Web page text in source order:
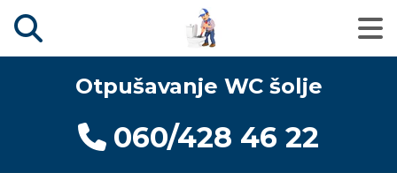
Otpušavanje WC šolje
060/428 46 22